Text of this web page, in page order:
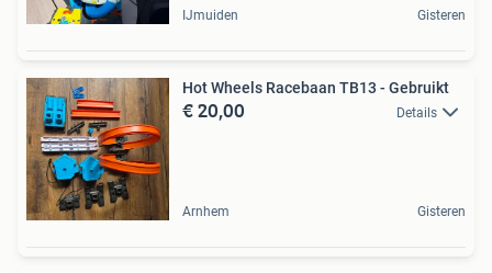
IJmuiden Gisteren
Hot Wheels Racebaan TB13 - Gebruikt
€ 20,00 Details
Arnhem Gisteren